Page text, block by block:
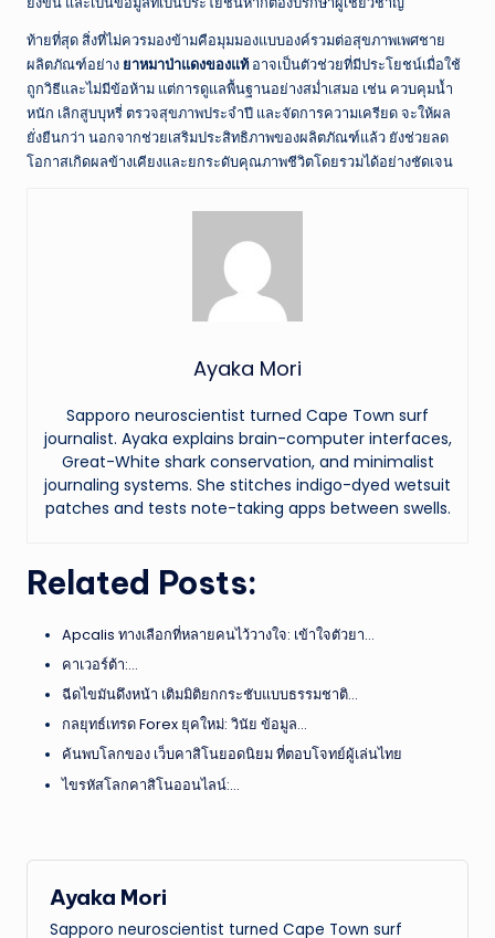
ท้ายที่สุด สิ่งที่ไม่ควรมองข้ามคือมุมมองแบบองค์รวมต่อสุขภาพเพศชาย
ผลิตภัณฑ์อย่าง ยาหมาป่าแดงของแท้อาจเป็นตัวช่วยที่มีประโยชน์เมื่อใช้
ถูกวิธีและไม่มีข้อห้าม แต่การดูแลพื้นฐานอย่างสม่ำเสมอ เช่น ควบคุมน้ำ
หนัก เลิกสูบบุหรี่ ตรวจสุขภาพประจำปี และจัดการความเครียด จะให้ผล
ยั่งยืนกว่า นอกจากช่วยเสริมประสิทธิภาพของผลิตภัณฑ์แล้ว ยังช่วยลด
โอกาสเกิดผลข้างเคียงและยกระดับคุณภาพชีวิตโดยรวมได้อย่างชัดเจน
Ayaka Mori
Sapporo neuroscientist turned Cape Town surf
journalist. Ayaka explains brain-computer interfaces,
Great-White shark conservation, and minimalist
journaling systems. She stitches indigo-dyed wetsuit
patches and tests note-taking apps between swells.
Related Posts:
Apcalis ทางเลือกที่หลายคนไว้วางใจ: เข้าใจตัวยา…
คาเวอร์ต้า:…
ฉีดไขมันดึงหน้า เติมมิติยกกระชับแบบธรรมชาติ…
กลยุทธ์เทรด Forex ยุคใหม่: วินัย ข้อมูล…
ค้นพบโลกของ เว็บคาสิโนยอดนิยม ที่ตอบโจทย์ผู้เล่นไทย
ไขรหัสโลกคาสิโนออนไลน์:…
Ayaka Mori
Sapporo neuroscientist turned Cape Town surf